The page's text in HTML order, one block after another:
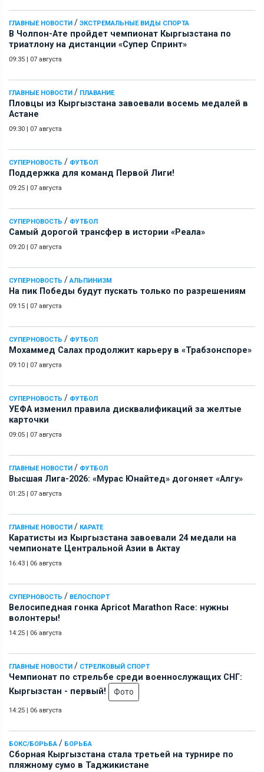
ГЛАВНЫЕ НОВОСТИ / ЭКСТРЕМАЛЬНЫЕ ВИДЫ СПОРТА
В Чолпон-Ате пройдет чемпионат Кыргызстана по
триатлону на дистанции «Супер Спринт»
09:35 | 07 августа
ГЛАВНЫЕ НОВОСТИ / ПЛАВАНИЕ
Пловцы из Кыргызстана завоевали восемь медалей в
Астане
09:30 | 07 августа
СУПЕРНОВОСТЬ / ФУТБОЛ
Поддержка для команд Первой Лиги!
09:25 | 07 августа
СУПЕРНОВОСТЬ / ФУТБОЛ
Самый дорогой трансфер в истории «Реала»
09:20 | 07 августа
СУПЕРНОВОСТЬ / АЛЬПИНИЗМ
На пик Победы будут пускать только по разрешениям
09:15 | 07 августа
СУПЕРНОВОСТЬ / ФУТБОЛ
Мохаммед Салах продолжит карьеру в «Трабзонспоре»
09:10 | 07 августа
СУПЕРНОВОСТЬ / ФУТБОЛ
УЕФА изменил правила дисквалификаций за желтые
карточки
09:05 | 07 августа
ГЛАВНЫЕ НОВОСТИ / ФУТБОЛ
Высшая Лига-2026: «Мурас Юнайтед» догоняет «Алгу»
01:25 | 07 августа
ГЛАВНЫЕ НОВОСТИ / КАРАТЕ
Каратисты из Кыргызстана завоевали 24 медали на
чемпионате Центральной Азии в Актау
16:43 | 06 августа
СУПЕРНОВОСТЬ / ВЕЛОСПОРТ
Велосипедная гонка Apricot Marathon Race: нужны
волонтеры!
14:25 | 06 августа
ГЛАВНЫЕ НОВОСТИ / СТРЕЛКОВЫЙ СПОРТ
Чемпионат по стрельбе среди военнослужащих СНГ:
Кыргызстан - первый!
Фото
14:25 | 06 августа
БОКС/БОРЬБА / БОРЬБА
Сборная Кыргызстана стала третьей на турнире по
пляжному сумо в Таджикистане